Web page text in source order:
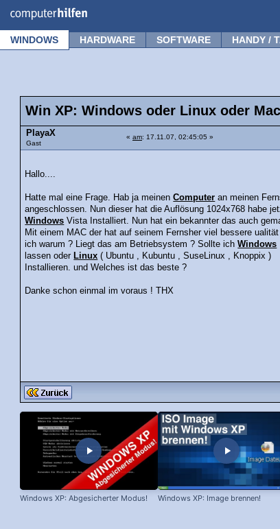
WINDOWS HARDWARE SOFTWARE HANDY /
Win XP: Windows oder Linux oder
PlayaX
Gast
« am: 17.11.07, 02:45:05 »
Hallo....
Hatte mal eine Frage. Hab ja meinenComputer an meinen
angeschlossen. Nun dieser hat die Auflösung 1024x768 habe
Windows Vista Installiert. Nun hat ein bekannter das auch
Mit einem MAC der hat auf seinem Fernsher viel bessere
ich warum ? Liegt das am Betriebsystem ? Sollte ichWindows
lassen oder Linux ( Ubuntu , Kubuntu , SuseLinux , Knoppix )
Installieren. und Welches ist das beste ?
Danke schon einmal im voraus ! THX
Windows XP: Abgesicherter Modus! Windows XP: Image brennen!